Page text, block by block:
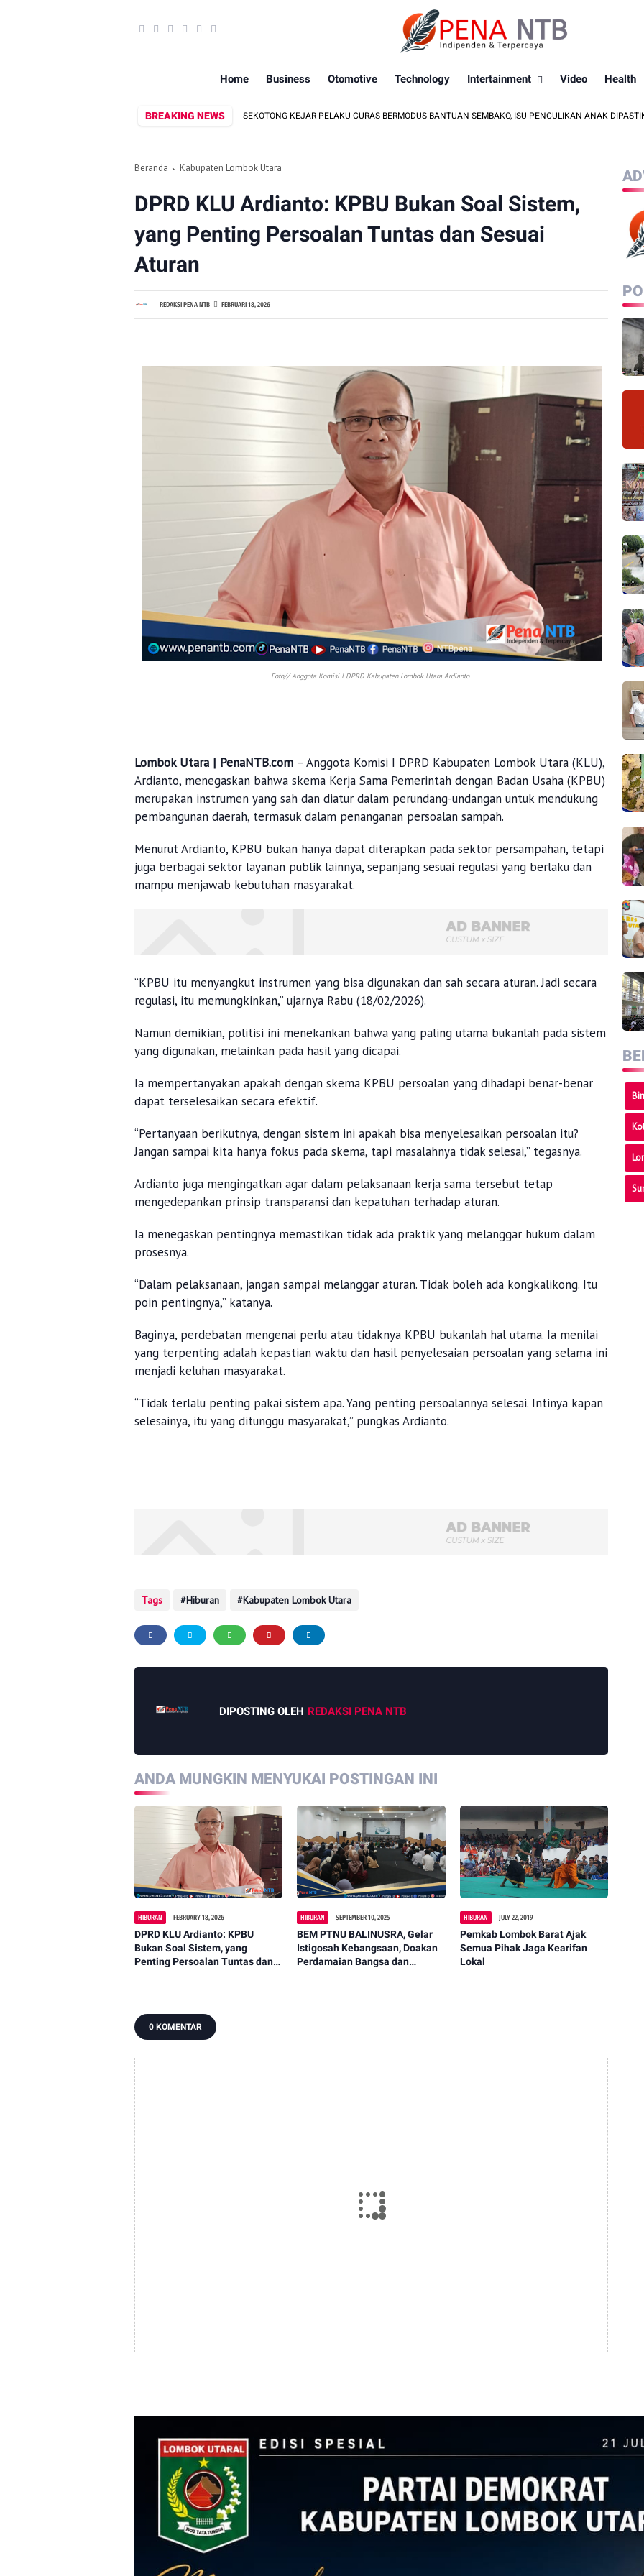
Home Business Otomotive Technology Intertainment Video Health
BREAKING NEWS
POLSEK SEKOTONG KEJAR PELAKU CURAS BERMODUS BANTUAN SEMBAKO, ISU PENCULIKAN ANAK DIPASTIKAN HOAKS
Beranda Kabupaten Lombok Utara
DPRD KLU Ardianto: KPBU Bukan Soal Sistem,
yang Penting Persoalan Tuntas dan Sesuai
Aturan
REDAKSI PENA NTB FEBRUARI 18, 2026
Foto// Anggota Komisi I DPRD Kabupaten Lombok Utara Ardianto
Lombok Utara | PenaNTB.com – Anggota Komisi I DPRD Kabupaten Lombok Utara (KLU),
Ardianto, menegaskan bahwa skema Kerja Sama Pemerintah dengan Badan Usaha (KPBU)
merupakan instrumen yang sah dan diatur dalam perundang-undangan untuk mendukung
pembangunan daerah, termasuk dalam penanganan persoalan sampah.
Menurut Ardianto, KPBU bukan hanya dapat diterapkan pada sektor persampahan, tetapi
juga berbagai sektor layanan publik lainnya, sepanjang sesuai regulasi yang berlaku dan
mampu menjawab kebutuhan masyarakat.
“KPBU itu menyangkut instrumen yang bisa digunakan dan sah secara aturan. Jadi secara
regulasi, itu memungkinkan,” ujarnya Rabu (18/02/2026).
Namun demikian, politisi ini menekankan bahwa yang paling utama bukanlah pada sistem
yang digunakan, melainkan pada hasil yang dicapai.
Ia mempertanyakan apakah dengan skema KPBU persoalan yang dihadapi benar-benar
dapat terselesaikan secara efektif.
“Pertanyaan berikutnya, dengan sistem ini apakah bisa menyelesaikan persoalan itu?
Jangan sampai kita hanya fokus pada skema, tapi masalahnya tidak selesai,” tegasnya.
Ardianto juga mengingatkan agar dalam pelaksanaan kerja sama tersebut tetap
mengedepankan prinsip transparansi dan kepatuhan terhadap aturan.
Ia menegaskan pentingnya memastikan tidak ada praktik yang melanggar hukum dalam
prosesnya.
“Dalam pelaksanaan, jangan sampai melanggar aturan. Tidak boleh ada kongkalikong. Itu
poin pentingnya,” katanya.
Baginya, perdebatan mengenai perlu atau tidaknya KPBU bukanlah hal utama. Ia menilai
yang terpenting adalah kepastian waktu dan hasil penyelesaian persoalan yang selama ini
menjadi keluhan masyarakat.
“Tidak terlalu penting pakai sistem apa. Yang penting persoalannya selesai. Intinya kapan
selesainya, itu yang ditunggu masyarakat,” pungkas Ardianto.
Tags Hiburan Kabupaten Lombok Utara
DIPOSTING OLEH REDAKSI PENA NTB
ANDA MUNGKIN MENYUKAI POSTINGAN INI
HIBURAN FEBRUARY 18, 2026
DPRD KLU Ardianto: KPBU
Bukan Soal Sistem, yang
Penting Persoalan Tuntas dan
HIBURAN SEPTEMBER 10, 2025
BEM PTNU BALINUSRA, Gelar
Istigosah Kebangsaan, Doakan
Perdamaian Bangsa dan
HIBURAN JULY 22, 2019
Pemkab Lombok Barat Ajak
Semua Pihak Jaga Kearifan
Lokal
0 KOMENTAR